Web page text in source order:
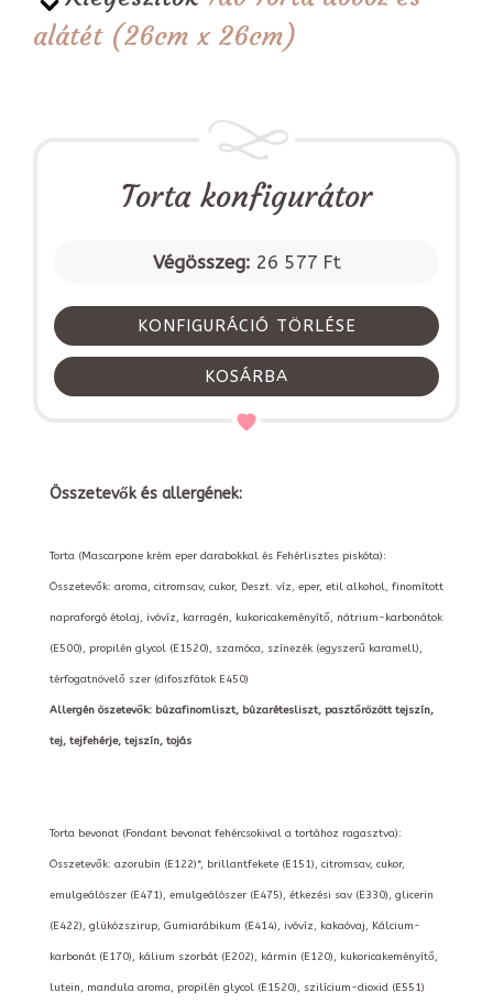
alátét (26cm x 26cm)
Torta konfigurátor
Végösszeg: 26 577 Ft
KONFIGURÁCIÓ TÖRLÉSE
KOSÁRBA
Összetevők és allergének:
Torta (Mascarpone krém eper darabokkal és Fehérlisztes piskóta):
Összetevők: aroma, citromsav, cukor, Deszt. víz, eper, etil alkohol, finomított
napraforgó étolaj, ivóvíz, karragén, kukoricakeményítő, nátrium-karbonátok
(E500), propilén glycol (E1520), szamóca, színezék (egyszerű karamell),
térfogatnövelő szer (difoszfátok E450)
Allergén öszetevők: búzafinomliszt, búzarétesliszt, pasztőrözött tejszín,
tej, tejfehérje, tejszín, tojás
Torta bevonat (Fondant bevonat fehércsokival a tortához ragasztva):
Összetevők: azorubin (E122)*, brillantfekete (E151), citromsav, cukor,
emulgeálószer (E471), emulgeálószer (E475), étkezési sav (E330), glicerin
(E422), glükózszirup, Gumiarábikum (E414), ivóvíz, kakaóvaj, Kálcium-
karbonát (E170), kálium szorbát (E202), kármin (E120), kukoricakeményítő,
lutein, mandula aroma, propilén glycol (E1520), szilícium-dioxid (E551)